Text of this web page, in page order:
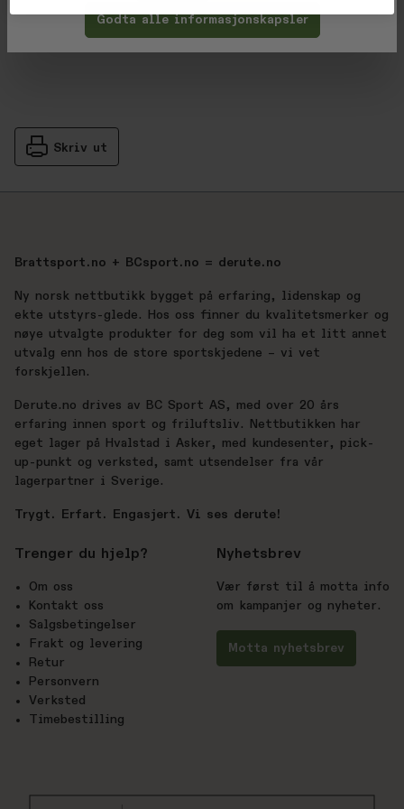
Produsent
Skriv ut
Brattsport.no + BCsport.no = derute.no
Ny norsk nettbutikk bygget på erfaring, lidenskap og
ekte utstyrs-glede. Hos oss finner du kvalitetsmerker og
nøye utvalgte produkter for deg som vil ha et litt annet
utvalg enn hos de store sportskjedene – vi vet
forskjellen.
Derute.no drives av BC Sport AS, med over 20 års
erfaring innen sport og friluftsliv. Nettbutikken har
eget lager på Hvalstad i Asker, med kundesenter, pick-
up-punkt og verksted, samt utsendelser fra vår
lagerpartner i Sverige.
Trygt. Erfart. Engasjert. Vi ses derute!
Trenger du hjelp?
Om oss
Kontakt oss
Salgsbetingelser
Frakt og levering
Retur
Personvern
Verksted
Timebestilling
Nyhetsbrev
Vær først til å motta info
om kampanjer og nyheter.
Motta nyhetsbrev
Godta alle informasjonskapsler